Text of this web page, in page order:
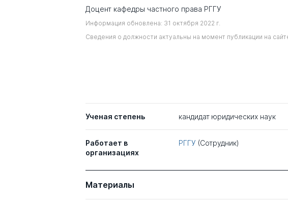
Доцент кафедры частного права РГГУ
Информация обновлена: 31 октября 2022 г.
Сведения о должности актуальны на момент публикации на
Ученая степень кандидат юридических наук
Работает в
организациях
РГГУ (Сотрудник)
Материалы